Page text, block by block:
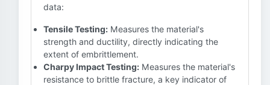
data:
Tensile Testing: Measures the material's
strength and ductility, directly indicating the
extent of embrittlement.
Charpy Impact Testing: Measures the material's
resistance to brittle fracture, a key indicator of